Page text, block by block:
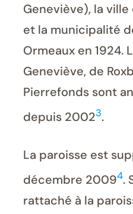
Geneviève), la ville
et la municipalité
Ormeaux en 1924.
Geneviève, de
Pierrefonds sont
depuis 20023.
La paroisse est
décembre 20094.
rattaché à la